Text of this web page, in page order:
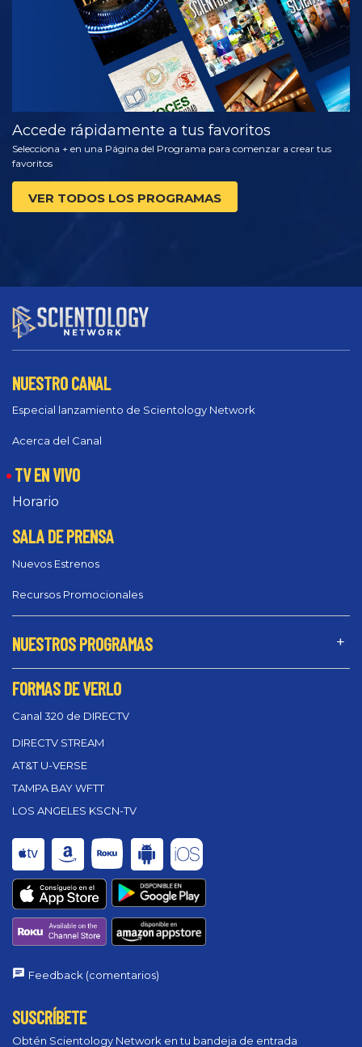
Accede rápidamente a tus favoritos
Selecciona + en una Página del Programa para comenzar a crear tus
favoritos
VER TODOS LOS PROGRAMAS
NUESTRO CANAL
Especial lanzamiento de Scientology Network
Acerca del Canal
TV EN VIVO
Horario
SALA DE PRENSA
Nuevos Estrenos
Recursos Promocionales
NUESTROS PROGRAMAS
FORMAS DE VERLO
Canal 320 de DIRECTV
DIRECTV STREAM
AT&T U-VERSE
TAMPA BAY WFTT
LOS ANGELES KSCN-TV
Feedback (comentarios)
SUSCRÍBETE
Obtén Scientology Network en tu bandeja de entrada